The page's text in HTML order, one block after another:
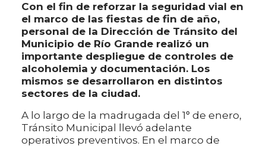
Con el fin de reforzar la seguridad vial en
el marco de las fiestas de fin de año,
personal de la Dirección de Tránsito del
Municipio de Río Grande realizó un
importante despliegue de controles de
alcoholemia y documentación. Los
mismos se desarrollaron en distintos
sectores de la ciudad.
A lo largo de la madrugada del 1° de enero,
Tránsito Municipal llevó adelante
operativos preventivos. En el marco de